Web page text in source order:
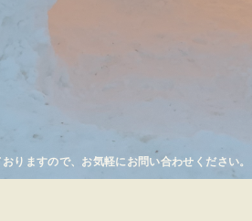
りますので、お気軽にお問い合わせください。